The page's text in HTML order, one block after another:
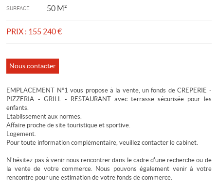
SURFACE 50 M²
PRIX : 155 240 €
Nous contacter
EMPLACEMENT N°1 vous propose à la vente, un fonds de CREPERIE -
PIZZERIA - GRILL - RESTAURANT avec terrasse sécurisée pour les
enfants.
Etablissement aux normes.
Affaire proche de site touristique et sportive.
Logement.
Pour toute information complémentaire, veuillez contacter le cabinet.
N'hésitez pas à venir nous rencontrer dans le cadre d'une recherche ou de
la vente de votre commerce. Nous pouvons également venir à votre
rencontre pour une estimation de votre fonds de commerce.